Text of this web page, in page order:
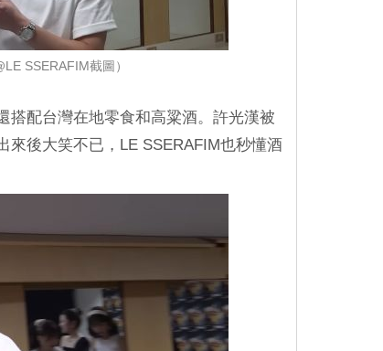
SSERAFIM截圖）
搭配台灣在地零食和高粱酒。許光漢被
來後大笑不已，LE SSERAFIM也秒懂酒